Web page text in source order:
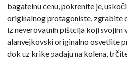
bagatelnu cenu, pokrenite je,
originalnog protagoniste, zgrabite
iz neverovatnih pištolja koji svojim
alanvejkovski originalno osvetlite
dok uz krike padaju na kolena,